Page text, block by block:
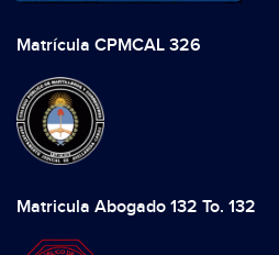
Matrícula CPMCAL 326
Matricula Abogado 132 To. 132